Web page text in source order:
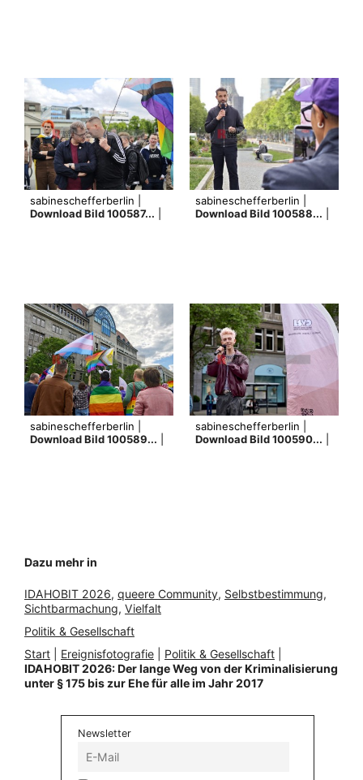
sabineschefferberlin |
Download Bild 100587...
sabineschefferberlin |
Download Bild 100588...
sabineschefferberlin |
Download Bild 100589...
sabineschefferberlin |
Download Bild 100590...
Dazu mehr in
IDAHOBIT 2026, queere Community, Selbstbestimmung
Sichtbarmachung, Vielfalt
Politik & Gesellschaft
Start
Ereignisfotografie Politik & Gesellschaft
IDAHOBIT 2026: Der lange Weg von der Kriminalisierung
unter § 175 bis zur Ehe für alle im Jahr 2017
Newsletter